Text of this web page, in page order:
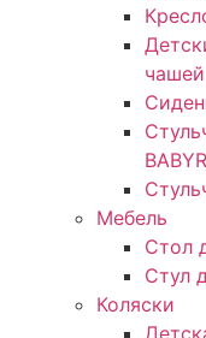
чашей
Мебель
Стол
Стул
Коляски